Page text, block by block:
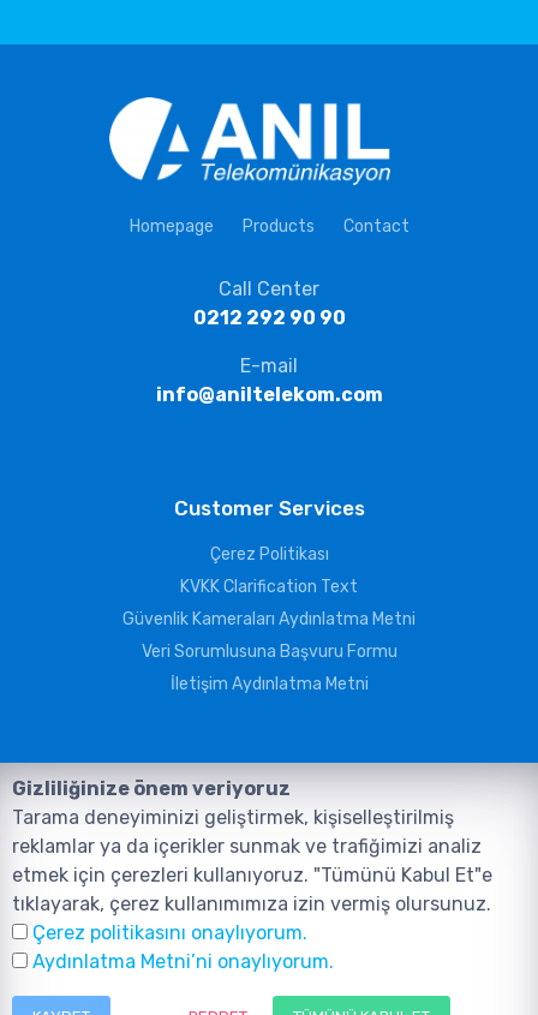
Homepage Products Contact
Call Center
0212 292 90 90
E-mail
info@aniltelekom.com
Customer Services
Çerez Politikası
KVKK Clarification Text
Güvenlik Kameraları Aydınlatma Metni
Veri Sorumlusuna Başvuru Formu
İletişim Aydınlatma Metni
©2026, Tüm Hakları ANIL TELEKOMÜNİKASYON GÜVENLİK VE BİLİŞİM
SİSTEMLERİ SAN. TİC. LTD. ŞTİ. aittir.Design and Software:
Tasarım Yazılım ve Teknoloji
Gizliliğinize önem veriyoruz
Tarama deneyiminizi geliştirmek, kişiselleştirilmiş
reklamlar ya da içerikler sunmak ve trafiğimizi analiz
etmek için çerezleri kullanıyoruz. "Tümünü Kabul Et"e
tıklayarak, çerez kullanımımıza izin vermiş olursunuz.
Çerez politikasını onaylıyorum.
Aydınlatma Metni’ni onaylıyorum.